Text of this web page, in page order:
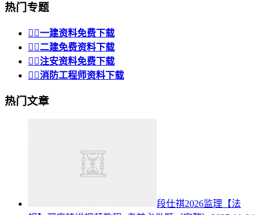
热门专题
 一建资料免费下载
 二建免费资料下载
 注安资料免费下载
 消防工程师资料下载
热门文章
段仕祺2026监理【法